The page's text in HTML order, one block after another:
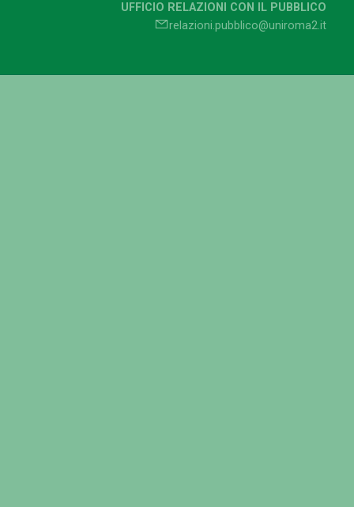
UFFICIO RELAZIONI CON IL PUBBLICO
relazioni.pubblico@uniroma2.it